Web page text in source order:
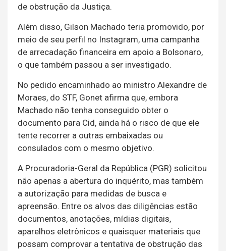
de obstrução da Justiça.
Além disso, Gilson Machado teria promovido, por
meio de seu perfil no Instagram, uma campanha
de arrecadação financeira em apoio a Bolsonaro,
o que também passou a ser investigado.
No pedido encaminhado ao ministro Alexandre de
Moraes, do STF, Gonet afirma que, embora
Machado não tenha conseguido obter o
documento para Cid, ainda há o risco de que ele
tente recorrer a outras embaixadas ou
consulados com o mesmo objetivo.
A Procuradoria-Geral da República (PGR) solicitou
não apenas a abertura do inquérito, mas também
a autorização para medidas de busca e
apreensão. Entre os alvos das diligências estão
documentos, anotações, mídias digitais,
aparelhos eletrônicos e quaisquer materiais que
possam comprovar a tentativa de obstrução das